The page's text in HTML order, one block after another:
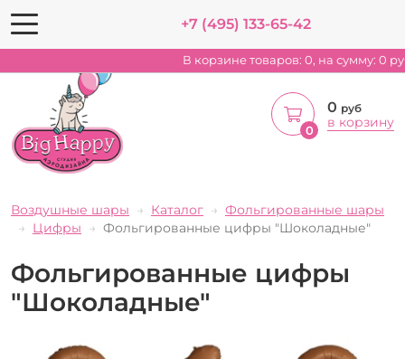
+7 (495) 133-65-42
В корзине товаров: 0, на сумму: 0
0
0 руб
в корзину
Воздушные шары Каталог
Фольгированные шары
Цифры
Фольгированные цифры "Шоколадные"
Фольгированные цифры
"Шоколадные"